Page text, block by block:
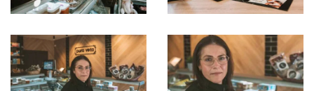
Ampliar Ampliar